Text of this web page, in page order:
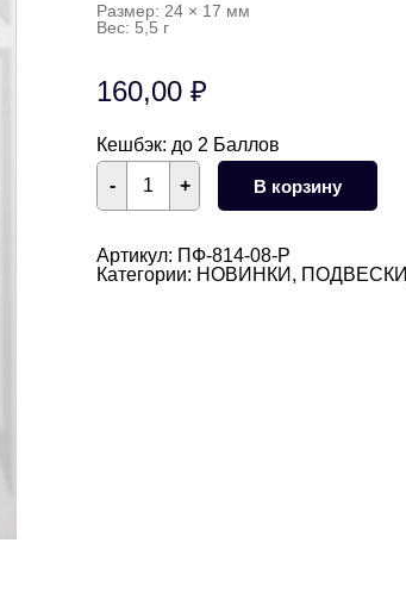
Размер: 24 × 17 мм
Вес: 5,5 г
160,00 ₽
Кешбэк: до 2 Баллов
+
Количество
товара
Подвеска
розовая
24
мм
- В корзину
Артикул: ПФ-814-08-Р
Категории: НОВИНКИ , ПОДВЕСКИ